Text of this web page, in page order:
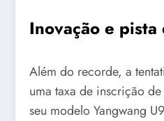
Inovação e
Além do recorde, a
uma taxa de inscrição
seu modelo Yangwang